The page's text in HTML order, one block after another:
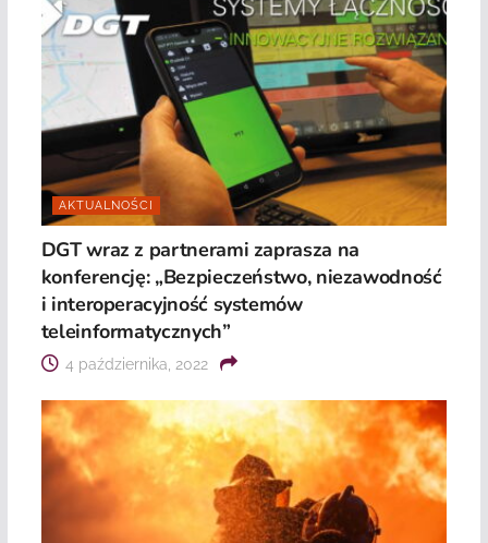
AKTUALNOŚCI
DGT wraz z partnerami zaprasza na
konferencję: „Bezpieczeństwo, niezawodność
i interoperacyjność systemów
teleinformatycznych”
4 października, 2022